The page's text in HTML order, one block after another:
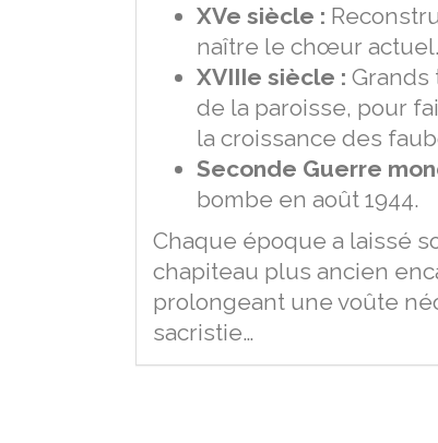
XVe siècle :
naître le chœur actuel.
XVIIIe siècle : Grands
de la paroisse, pour
la croissance des
Seconde Guerre
bombe en août 1944.
Chaque époque a laissé
chapiteau plus ancien
prolongeant une voûte
sacristie…